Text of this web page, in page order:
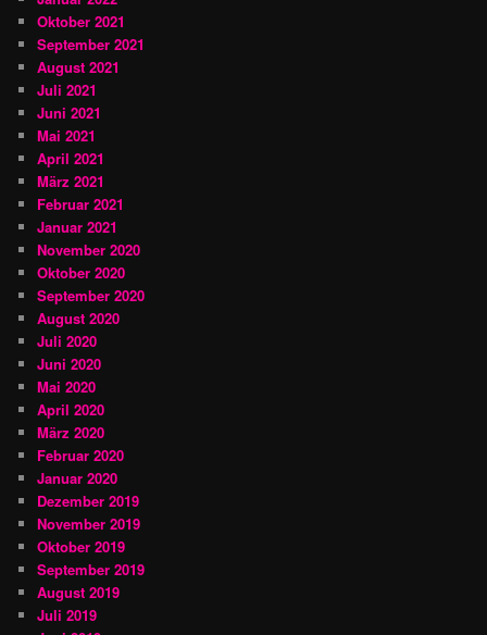
Oktober 2021
September 2021
August 2021
Juli 2021
Juni 2021
Mai 2021
April 2021
März 2021
Februar 2021
Januar 2021
November 2020
Oktober 2020
September 2020
August 2020
Juli 2020
Juni 2020
Mai 2020
April 2020
März 2020
Februar 2020
Januar 2020
Dezember 2019
November 2019
Oktober 2019
September 2019
August 2019
Juli 2019